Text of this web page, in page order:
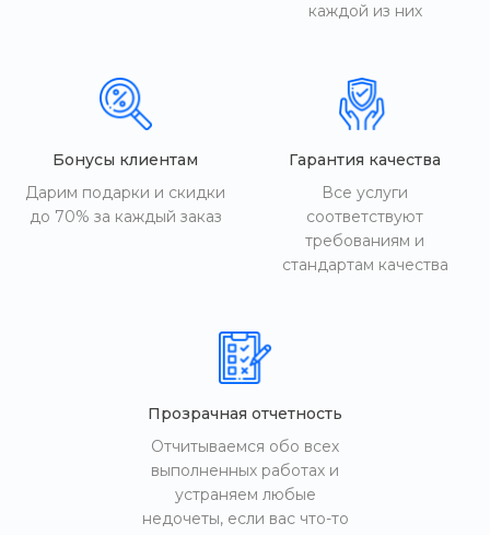
каждой из них
Бонусы клиентам
Дарим подарки и скидки
до 70% за каждый заказ
Гарантия качества
Все услуги
соответствуют
требованиям и
стандартам качества
Прозрачная отчетность
Отчитываемся обо всех
выполненных работах и
устраняем любые
недочеты, если вас что-то